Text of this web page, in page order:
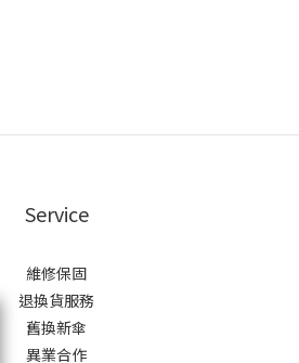
Service
維修保固
退換貨服務
舊換新傘
異業合作